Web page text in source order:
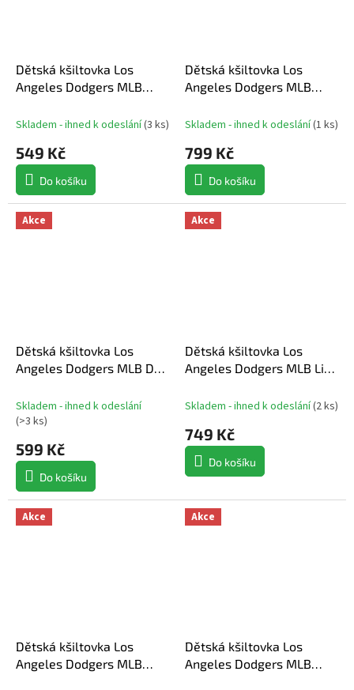
Dětská kšiltovka Los
Angeles Dodgers MLB
Skladem - ihned k odeslání(3 ks)
549 Kč
Do košíku
Dětská kšiltovka Los
Angeles Dodgers MLB
Skladem - ihned k odeslání(1 ks)
799 Kč
Do košíku
Akce
Dětská kšiltovka Los
Angeles Dodgers MLB Dri-
Skladem - ihned k odeslání
(>3 ks)
599 Kč
Do košíku
Akce
Dětská kšiltovka Los
Angeles Dodgers MLB Lil
Skladem - ihned k odeslání(2 ks)
749 Kč
Do košíku
Akce
Dětská kšiltovka Los
Angeles Dodgers MLB
Akce
Dětská kšiltovka Los
Angeles Dodgers MLB